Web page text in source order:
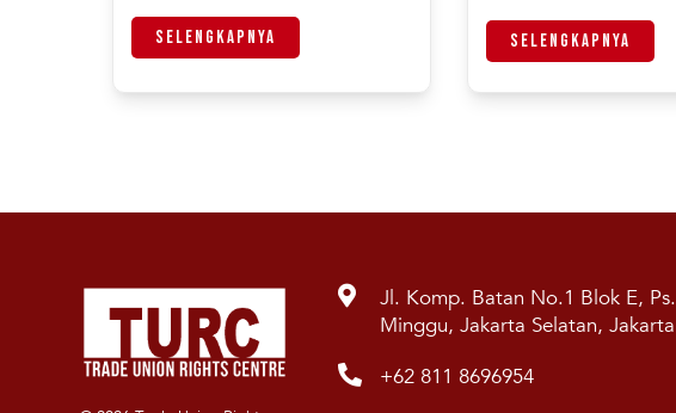
Selengkapnya Selengkapnya
Jl. Komp. Batan No.1 Blok E, Ps.
Minggu, Jakarta Selatan, Jakarta
+62 811 8696954